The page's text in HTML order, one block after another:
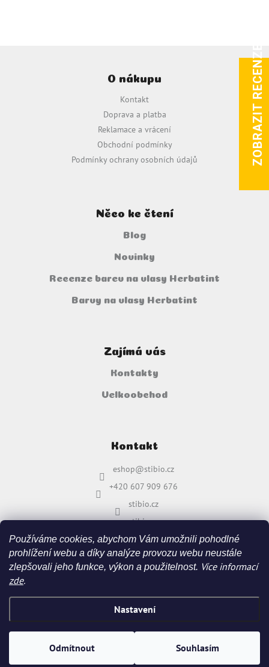
Používáme cookies, abychom Vám umožnili pohodlné
prohlížení webu a díky analýze provozu webu neustále
zlepšovali jeho funkce, výkon a použitelnost. Více informací
zde.
Nastavení
Odmítnout Souhlasím
O nákupu
Kontakt
Doprava a platba
Reklamace a vrácení
Obchodní podmínky
Podmínky ochrany osobních údajů
Něco ke čtení
Blog
Novinky
Recenze barev na vlasy Herbatint
Barvy na vlasy Herbatint
Zajímá vás
Kontakty
Velkoobchod
Kontakt
eshop@stibio.cz
+420 607 909 676
stibio.cz
stibio.cz
Vytvořil Shoptet
Copyright 2026 . Všechna práva vyhrazena.
ZOBRAZIT RECENZE